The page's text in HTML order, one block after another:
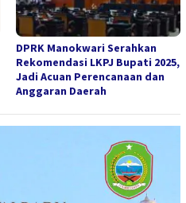
DPRK Manokwari Serahkan
Rekomendasi LKPJ Bupati 2025,
Jadi Acuan Perencanaan dan
Anggaran Daerah